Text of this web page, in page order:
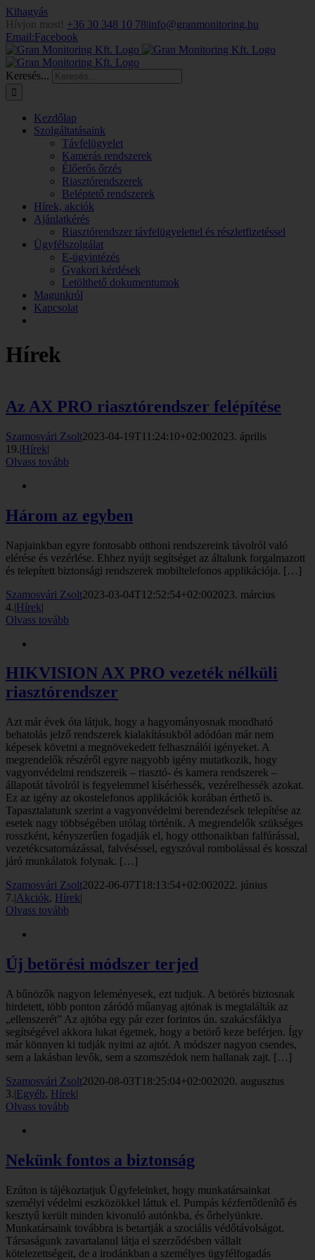
Kihagyás
Hívjon most! +36 30 348 10 78|info@granmonitoring.hu
Email:Facebook
Keresés...
Kezdőlap
Szolgáltatásaink
Távfelügyelet
Kamerás rendszerek
Élőerős őrzés
Riasztórendszerek
Beléptető rendszerek
Hírek, akciók
Ajánlatkérés
Riasztórendszer távfelügyelettel és részletfizetéssel
Ügyfélszolgálat
E-ügyintézés
Gyakori kérdések
Letölthető dokumentumok
Magunkról
Kapcsolat
Hírek
Az AX PRO riasztórendszer felépítése
Szamosvári Zsolt2023-04-19T11:24:10+02:002023. április
19.|Hírek|
Olvass tovább
Három az egyben
Napjainkban egyre fontosabb otthoni rendszereink távolról való
elérése és vezérlése. Ehhez nyújt segítséget az általunk forgalmazott
és telepített biztonsági rendszerek mobiltelefonos applikációja. […]
Szamosvári Zsolt2023-03-04T12:52:54+02:002023. március
4.|Hírek|
Olvass tovább
HIKVISION AX PRO vezeték nélküli
riasztórendszer
Azt már évek óta látjuk, hogy a hagyományosnak mondható
behatolás jelző rendszerek kialakításukból adódóan már nem
képesek követni a megnövekedett felhasználói igényeket. A
megrendelők részéről egyre nagyobb igény mutatkozik, hogy
vagyonvédelmi rendszereik – riasztó- és kamera rendszerek –
állapotát távolról is fegyelemmel kísérhessék, vezérelhessék azokat.
Ez az igény az okostelefonos applikációk korában érthető is.
Tapasztalatunk szerint a vagyonvédelmi berendezések telepítése az
esetek nagy többségében utólag történik. A megrendelők szükséges
rosszként, kényszerűen fogadják el, hogy otthonaikban falfúrással,
vezetékcsatornázással, falvéséssel, egyszóval rombolással és kosszal
járó munkálatok folynak. […]
Szamosvári Zsolt2022-06-07T18:13:54+02:002022. június
7.|Akciók, Hírek|
Olvass tovább
Új betörési módszer terjed
A bűnözők nagyon leleményesek, ezt tudjuk. A betörés biztosnak
hirdetett, több ponton záródó műanyag ajtónak is megtalálták az
„ellenszerét” Az ajtóba egy pár ezer forintos ún. szakácsfáklya
segítségével akkora lukat égetnek, hogy a betörő keze beférjen. Így
már könnyen ki tudják nyitni az ajtót. A módszer nagyon csendes,
sem a lakásban levők, sem a szomszédok nem hallanak zajt. […]
Szamosvári Zsolt2020-08-03T18:25:04+02:002020. augusztus
3.|Egyéb, Hírek|
Olvass tovább
Nekünk fontos a biztonság
Ezúton is tájékoztatjuk Ügyfeleinket, hogy munkatársainkat
személyi védelmi eszközökkel láttuk el. Pumpás kézfertőtlenítő és
kesztyű került minden kivonuló autónkba, és őrhelyünkre.
Munkatársaink továbbra is betartják a szociális védőtávolságot.
Társaságunk zavartalanul látja el szerződésben vállalt
kötelezettségeit, de a irodánkban a személyes ügyfélfogadás